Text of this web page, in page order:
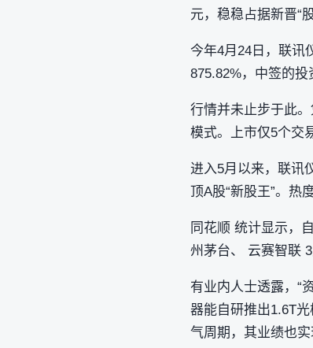
元，稳稳占据新晋“
今年4月24日，联讯
875.82%，中签的投
行情并未止步于此
模式。上市仅5个交
进入5月以来，联讯
顶A股“新股王”。热
同花顺 统计显示，
州茅台、 云赛智联 3
有业内人士透露，“
器能自研推出1.6T
气周期，其业绩也实